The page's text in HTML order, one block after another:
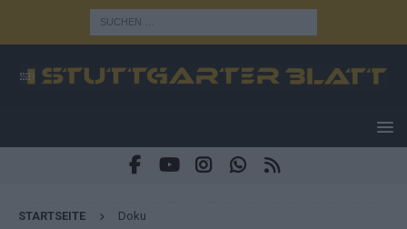
STARTSEITE Doku